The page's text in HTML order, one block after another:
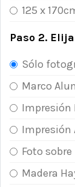
125 x
Paso 2.
Sólo
Marco
Impresión
Impresión
Foto sobre
Madera